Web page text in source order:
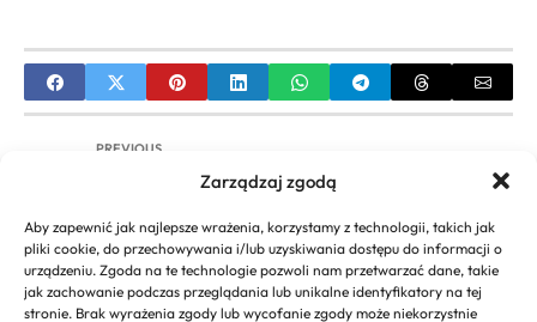
Zarządzaj zgodą
Aby zapewnić jak najlepsze wrażenia, korzystamy z technologii, takich jak
pliki cookie, do przechowywania i/lub uzyskiwania dostępu do informacji o
urządzeniu. Zgoda na te technologie pozwoli nam przetwarzać dane, takie
jak zachowanie podczas przeglądania lub unikalne identyfikatory na tej
stronie. Brak wyrażenia zgody lub wycofanie zgody może niekorzystnie
PREVIOUS
Fryzura Męska Fade: Przewodnik po Stylach i
NEXT
Jasne Rude Włosy: Kompletny Przewodnik po